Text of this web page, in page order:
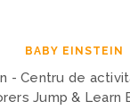
BABY EINSTEIN
- Centru de
Jump & Learn